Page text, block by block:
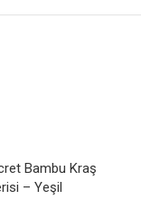
Bambu Kraş
– Yeşil